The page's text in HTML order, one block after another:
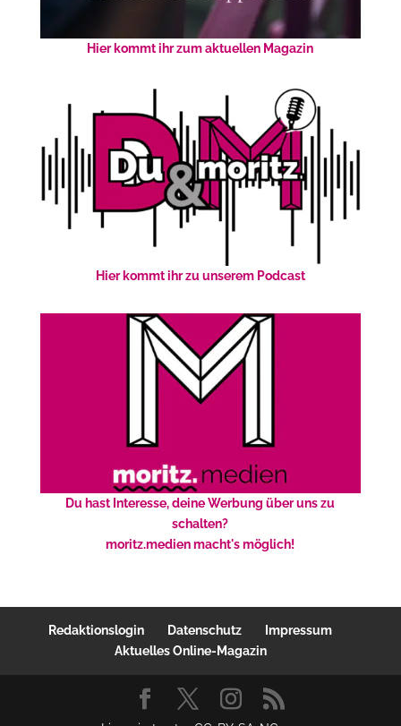
Hier kommt ihr zum aktuellen Magazin
Hier kommt ihr zu unserem Podcast
Du hast Interesse, deine Werbung über uns zu
schalten?
moritz.medien macht's möglich!
Redaktionslogin Datenschutz
Impressum
Aktuelles Online-Magazin